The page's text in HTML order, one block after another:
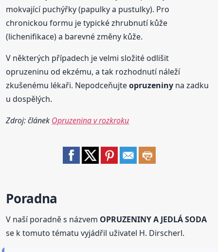
mokvající puchýřky (papulky a pustulky). Pro
chronickou formu je typické zhrubnutí kůže
(lichenifikace) a barevné změny kůže.
V některých případech je velmi složité odlišit
opruzeninu od ekzému, a tak rozhodnutí náleží
zkušenému lékaři. Nepodceňujteopruzeniny na zadku
u dospělých.
Zdroj: článek Opruzenina v rozkroku
Poradna
V naší poradně s názvem OPRUZENINY A JEDLÁ SODA
se k tomuto tématu vyjádřil uživatel H. Dirscherl.